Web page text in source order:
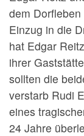
dem
Einzug in die
hat Edgar
ihrer
sollten die
verstarb Rudi
eines
24 Jahre